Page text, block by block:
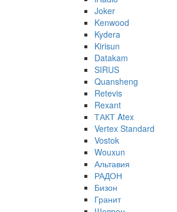
Joker
Kenwood
Kydera
Kirisun
Datakam
SIRUS
Quansheng
Retevis
Rexant
ТАКТ Atex
Vertex Standard
Vostok
Wouxun
Альтавия
РАДОН
Бизон
Гранит